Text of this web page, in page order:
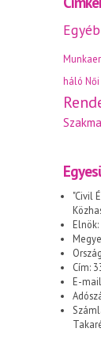
Egyéb
háló
"Civil
Cím:
E-